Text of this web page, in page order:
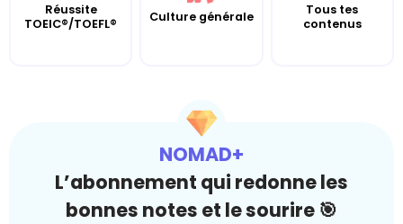
Réussite
TOEIC®/TOEFL®
Culture générale
Tous tes
contenus
NOMAD+
L’abonnement qui redonne les
bonnes notes et le sourire 🎯